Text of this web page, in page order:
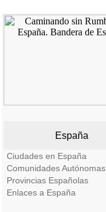
España
Ciudades en España
Comunidades Autónomas
Provincias Españolas
Enlaces a España